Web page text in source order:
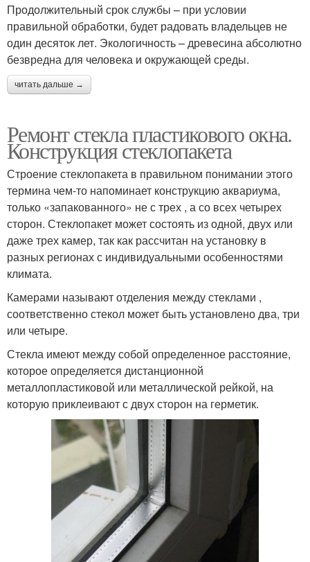
Продолжительный срок службы – при условии
правильной обработки, будет радовать владельцев не
один десяток лет. Экологичность – древесина абсолютно
безвредна для человека и окружающей среды.
читать дальше →
Ремонт стекла пластикового окна.
Конструкция стеклопакета
Строение стеклопакета в правильном понимании этого
термина чем-то напоминает конструкцию аквариума,
только «запакованного» не с трех , а со всех четырех
сторон. Стеклопакет может состоять из одной, двух или
даже трех камер, так как рассчитан на установку в
разных регионах с индивидуальными особенностями
климата.
Камерами называют отделения между стеклами ,
соответственно стекол может быть установлено два, три
или четыре.
Стекла имеют между собой определенное расстояние,
которое определяется дистанционной
металлопластиковой или металлической рейкой, на
которую приклеивают с двух сторон на герметик.